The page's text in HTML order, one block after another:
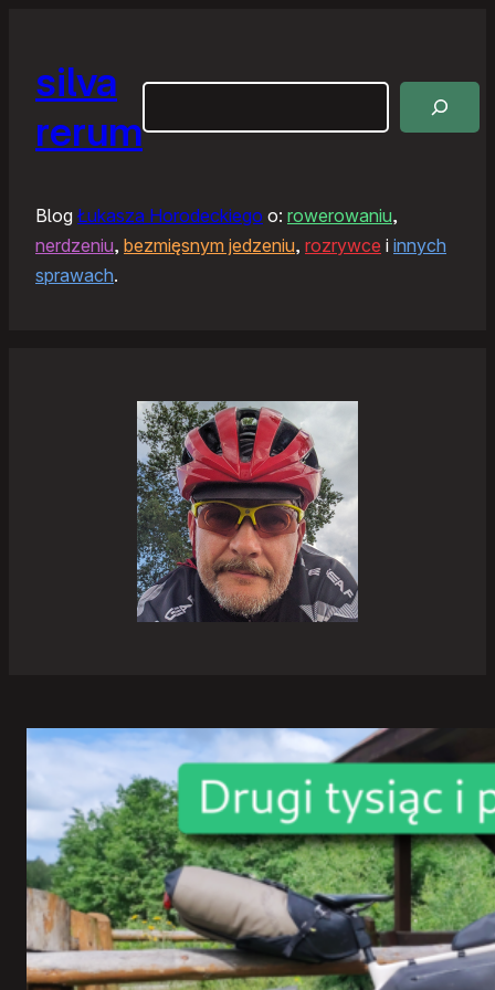
silva
rerum
Blog Łukasza Horodeckiego o: rowerowaniu,
nerdzeniu, bezmięsnym jedzeniu, rozrywce i innych
sprawach.